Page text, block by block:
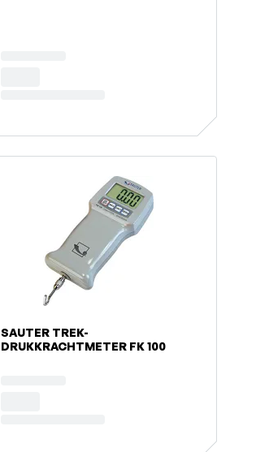
SAUTER TREK-
DRUKKRACHTMETER FK 100